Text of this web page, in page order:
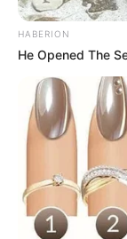
HABERION
He Opened The